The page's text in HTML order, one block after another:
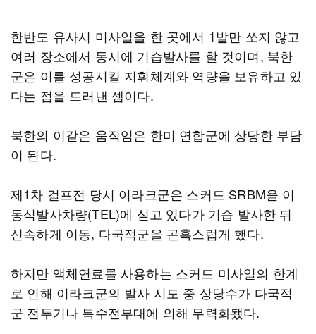
한반도 유사시 미사일을 한 곳에서 1발만 쏘지 않고
여러 장소에서 동시에 기습발사를 할 것이며, 북한
군은 이를 성공시킬 지휘체계와 역량을 보유하고 있
다는 점을 드러낸 셈이다.
북한의 이같은 움직임은 한미 연합군에 상당한 부담
이 된다.
제1차 걸프전 당시 이라크군은 스커드 SRBM을 이
동식발사차량(TEL)에 싣고 있다가 기습 발사한 뒤
신속하게 이동, 다국적군을 곤혹스럽게 했다.
하지만 액체연료를 사용하는 스커드 미사일의 한계
로 인해 이라크군의 발사 시도 중 상당수가 다국적
군 전투기나 특수전부대에 의해 무력화됐다.